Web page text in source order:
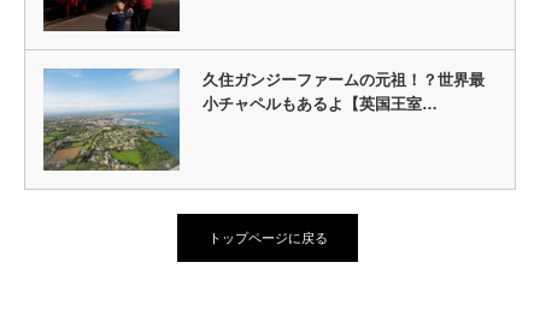
久住ガンジーファームの元祖！？世界最
小チャペルもあるよ【英国王室…
トップページに戻る